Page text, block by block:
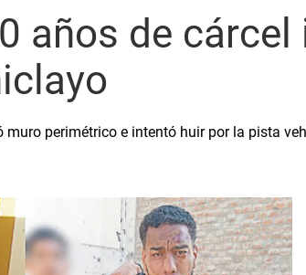
años de
perimétrico e intentó huir por la pista